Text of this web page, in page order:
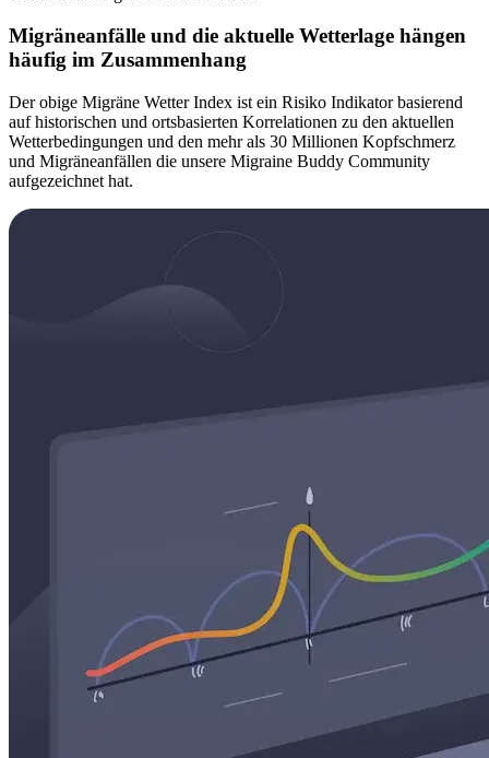
Migräneanfälle und die aktuelle Wetterlage hängen
häufig im Zusammenhang
Der obige Migräne Wetter Index ist ein Risiko Indikator basierend
auf historischen und ortsbasierten Korrelationen zu den aktuellen
Wetterbedingungen und den mehr als 30 Millionen Kopfschmerz
und Migräneanfällen die unsere Migraine Buddy Community
aufgezeichnet hat.